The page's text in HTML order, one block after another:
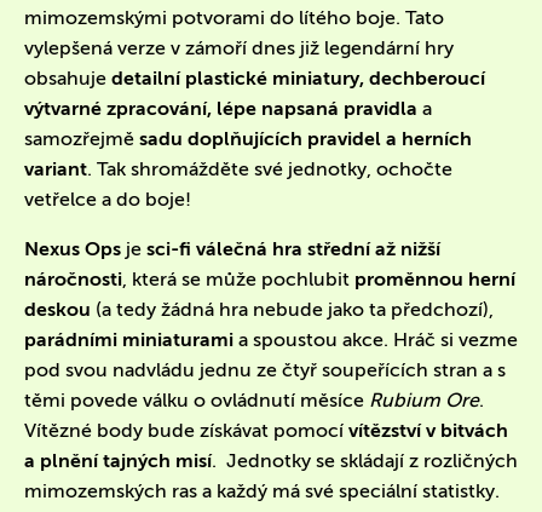
mimozemskými potvorami do lítého boje. Tato
vylepšená verze v zámoří dnes již legendární hry
obsahuje detailní plastické miniatury, dechberoucí
výtvarné zpracování, lépe napsaná pravidla a
samozřejmě sadu doplňujících pravidel a herních
variant. Tak shromážděte své jednotky, ochočte
vetřelce a do boje!
Nexus Ops je sci-fi válečná hra střední až nižší
náročnosti, která se může pochlubit proměnnou herní
deskou (a tedy žádná hra nebude jako ta předchozí),
parádními miniaturami a spoustou akce. Hráč si vezme
pod svou nadvládu jednu ze čtyř soupeřících stran a s
těmi povede válku o ovládnutí měsíce Rubium Ore.
Vítězné body bude získávat pomocí vítězství v bitvách
a plnění tajných misí. Jednotky se skládají z rozličných
mimozemských ras a každý má své speciální statistky.